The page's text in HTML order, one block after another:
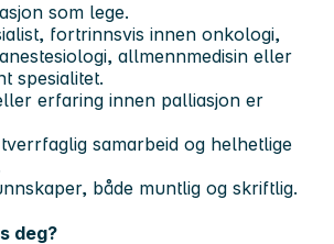
som lege.
fortrinnsvis innen onkologi,
allmennmedisin eller
spesialitet.
erfaring innen palliasjon er
samarbeid og helhetlige
både muntlig og skriftlig.
deg?